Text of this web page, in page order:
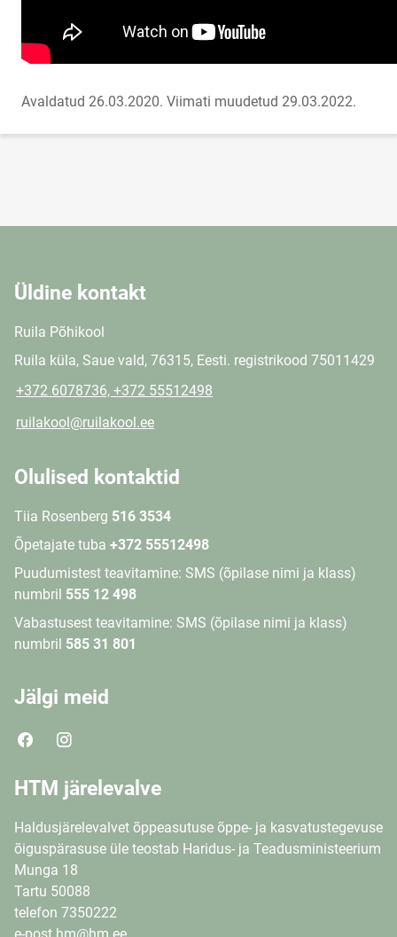
Avaldatud 26.03.2020. Viimati muudetud 29.03.2022.
Üldine kontakt
Ruila Põhikool
Ruila küla, Saue vald, 76315, Eesti. registrikood 75011429
+372 6078736, +372 55512498
ruilakool@ruilakool.ee
Olulised kontaktid
Tiia Rosenberg 516 3534
Õpetajate tuba +372 55512498
Puudumistest teavitamine: SMS (õpilase nimi ja klass)
numbril 555 12 498
Vabastusest teavitamine: SMS (õpilase nimi ja klass)
numbril 585 31 801
Jälgi meid
HTM järelevalve
Haldusjärelevalvet õppeasutuse õppe- ja kasvatustegevuse
õiguspärasuse üle teostab Haridus- ja Teadusministeerium
Munga 18
Tartu 50088
telefon 7350222